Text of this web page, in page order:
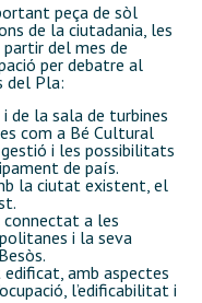
peça de sòl
de la ciutadania, les
del mes de
per debatre al
del Pla:
de la sala de turbines
com a Bé Cultural
i les possibilitats
de país.
la ciutat existent, el
connectat a les
i la seva
amb aspectes
l’edificabilitat i